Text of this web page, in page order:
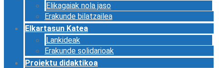
Elikagaiak nola jaso
Erakunde bilatzailea
Elkartasun Katea
Lankideak
Erakunde solidarioak
Proiektu didaktikoa